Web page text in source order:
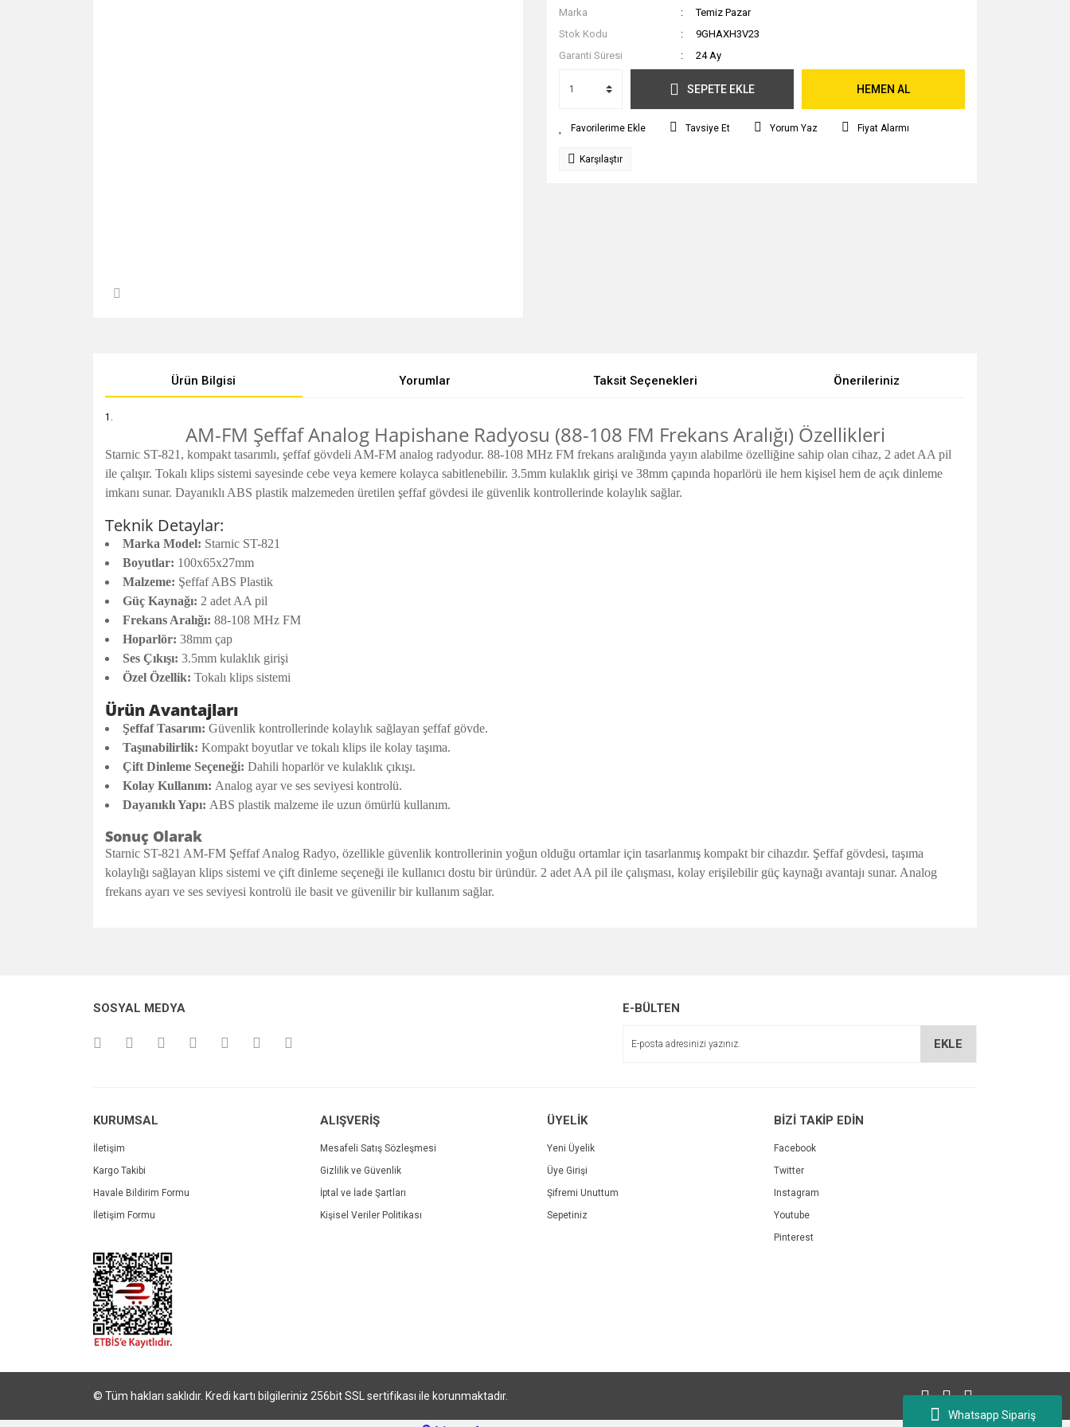
Whatsapp Sipariş
Marka
Temiz Pazar
Stok Kodu
9GHAXH3V23
Garanti Süresi
24 Ay
SEPETE EKLE HEMEN AL
Tavsiye Et Yorum Yaz Fiyat Alarmı
Karşılaştır
Ürün Bilgisi Yorumlar Taksit Seçenekleri Önerileriniz
AM-FM Şeffaf Analog Hapishane Radyosu (88-108 FM Frekans Aralığı) Özellikleri
Starnic ST-821, kompakt tasarımlı, şeffaf gövdeli AM-FM analog radyodur. 88-108 MHz FM frekans aralığında yayın alabilme özelliğine sahip olan cihaz, 2 adet AA pil
ile çalışır. Tokalı klips sistemi sayesinde cebe veya kemere kolayca sabitlenebilir. 3.5mm kulaklık girişi ve 38mm çapında hoparlörü ile hem kişisel hem de açık dinleme
imkanı sunar. Dayanıklı ABS plastik malzemeden üretilen şeffaf gövdesi ile güvenlik kontrollerinde kolaylık sağlar.
Teknik Detaylar:
Marka Model: Starnic ST-821
Boyutlar: 100x65x27mm
Malzeme: Şeffaf ABS Plastik
Güç Kaynağı: 2 adet AA pil
Frekans Aralığı: 88-108 MHz FM
Hoparlör: 38mm çap
Ses Çıkışı: 3.5mm kulaklık girişi
Özel Özellik: Tokalı klips sistemi
Ürün Avantajları
Şeffaf Tasarım: Güvenlik kontrollerinde kolaylık sağlayan şeffaf gövde.
Taşınabilirlik: Kompakt boyutlar ve tokalı klips ile kolay taşıma.
Çift Dinleme Seçeneği: Dahili hoparlör ve kulaklık çıkışı.
Kolay Kullanım: Analog ayar ve ses seviyesi kontrolü.
Dayanıklı Yapı: ABS plastik malzeme ile uzun ömürlü kullanım.
Sonuç Olarak
Starnic ST-821 AM-FM Şeffaf Analog Radyo, özellikle güvenlik kontrollerinin yoğun olduğu ortamlar için tasarlanmış kompakt bir cihazdır. Şeffaf gövdesi, taşıma
kolaylığı sağlayan klips sistemi ve çift dinleme seçeneği ile kullanıcı dostu bir üründür. 2 adet AA pil ile çalışması, kolay erişilebilir güç kaynağı avantajı sunar. Analog
frekans ayarı ve ses seviyesi kontrolü ile basit ve güvenilir bir kullanım sağlar.
Ürün açıklamasında eksik bilgiler bulunuyor.
SOSYAL MEDYA E-BÜLTEN
EKLE
KURUMSAL
İletişim
Kargo Takibi
Havale Bildirim Formu
İletişim Formu
ALIŞVERİŞ
Mesafeli Satış Sözleşmesi
Gizlilik ve Güvenlik
İptal ve İade Şartları
Kişisel Veriler Politikası
ÜYELİK
Yeni Üyelik
Üye Girişi
Şifremi Unuttum
Sepetiniz
BİZİ TAKİP EDİN
Facebook
Twitter
Instagram
Youtube
Pinterest
© Tüm hakları saklıdır. Kredi kartı bilgileriniz 256bit SSL sertifikası ile korunmaktadır.